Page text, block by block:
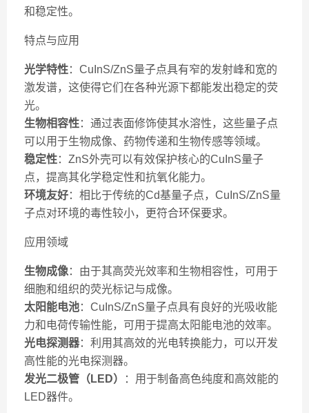
和稳定性。
特点与应用
光学特性：CuInS/ZnS量子点具有窄的发射峰和宽的
激发谱，这使得它们在各种光源下都能发出稳定的荧
光。
生物相容性：通过表面修饰使其水溶性，这些量子点
可以用于生物成像、药物传递和生物传感等领域。
稳定性：ZnS外壳可以有效保护核心的CuInS量子
点，提高其化学稳定性和抗氧化能力。
环境友好：相比于传统的Cd基量子点，CuInS/ZnS量
子点对环境的毒性较小，更符合环保要求。
应用领域
生物成像：由于其高荧光效率和生物相容性，可用于
细胞和组织的荧光标记与成像。
太阳能电池：CuInS/ZnS量子点具有良好的光吸收能
力和电荷传输性能，可用于提高太阳能电池的效率。
光电探测器：利用其高效的光电转换能力，可以开发
高性能的光电探测器。
发光二极管（LED）
：用于制备高色纯度和高效能的
LED器件。